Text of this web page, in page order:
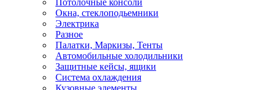
Потолочные консоли
Окна, стеклоподьемники
Электрика
Разное
Палатки, Маркизы, Тенты
Автомобильные холодильники
Защитные кейсы, ящики
Система охлаждения